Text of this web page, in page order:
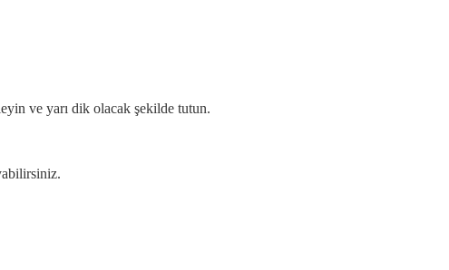
ve yarı dik olacak şekilde tutun.